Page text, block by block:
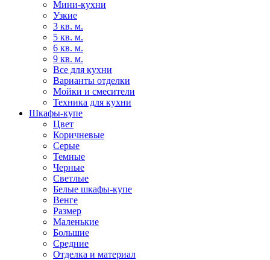
Мини-кухни
Узкие
3 кв. м.
5 кв. м.
6 кв. м.
9 кв. м.
Все для кухни
Варианты отделки
Мойки и смесители
Техника для кухни
Шкафы-купе
Цвет
Коричневые
Серые
Темные
Черные
Светлые
Белые шкафы-купе
Венге
Размер
Маленькие
Большие
Средние
Отделка и материал